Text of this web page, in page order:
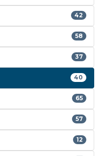
42
58
37
40
65
57
12